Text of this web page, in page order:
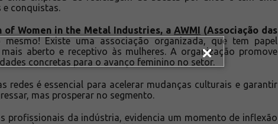
conquistas.
of Women in the Metal Industries, a AWMI (Associação das
Existe uma associação organizada, que tem papel
aberto e receptivo às mulheres. A organização promove
concretas para o avanço feminino no setor.
redes é essencial para acelerar mudanças culturais e garantir
mas prosperar no segmento.
profissionais da indústria, evidencia um momento de inflexão